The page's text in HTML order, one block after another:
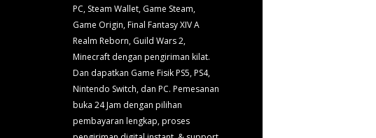
PC, Steam Wallet, Game Steam,
Game Origin, Final Fantasy XIV A
Realm Reborn, Guild Wars 2,
Minecraft dengan pengiriman kilat.
Dan dapatkan Game Fisik PS5, PS4,
Nintendo Switch, dan PC. Pemesanan
buka 24 Jam dengan pilihan
pembayaran lengkap, proses